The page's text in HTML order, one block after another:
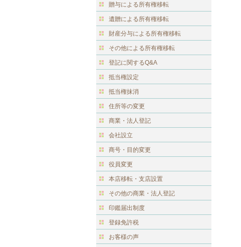
贈与による所有権移転
遺贈による所有権移転
財産分与による所有権移転
その他による所有権移転
登記に関するQ&A
抵当権設定
抵当権抹消
住所等の変更
商業・法人登記
会社設立
商号・目的変更
役員変更
本店移転・支店設置
その他の商業・法人登記
印鑑届出制度
登録免許税
お客様の声